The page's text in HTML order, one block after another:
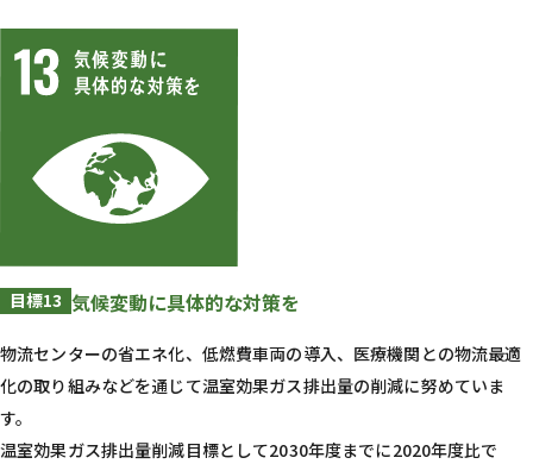
目標13 気候変動に具体的な対策を
物流センターの省エネ化、低燃費車両の導入、医療機関との物流最適
化の取り組みなどを通じて温室効果ガス排出量の削減に努めていま
す。
温室効果ガス排出量削減目標として2030年度までに2020年度比で